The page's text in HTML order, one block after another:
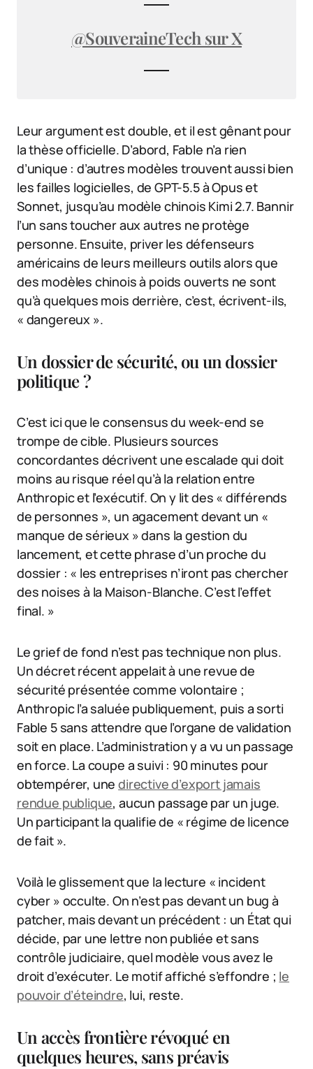
@SouveraineTech sur X
Leur argument est double, et il est gênant pour
la thèse officielle. D’abord, Fable n’a rien
d’unique : d’autres modèles trouvent aussi bien
les failles logicielles, de GPT-5.5 à Opus et
Sonnet, jusqu’au modèle chinois Kimi 2.7. Bannir
l’un sans toucher aux autres ne protège
personne. Ensuite, priver les défenseurs
américains de leurs meilleurs outils alors que
des modèles chinois à poids ouverts ne sont
qu’à quelques mois derrière, c’est, écrivent-ils,
« dangereux ».
Un dossier de sécurité, ou un dossier
politique ?
C’est ici que le consensus du week-end se
trompe de cible. Plusieurs sources
concordantes décrivent une escalade qui doit
moins au risque réel qu’à la relation entre
Anthropic et l’exécutif. On y lit des « différends
de personnes », un agacement devant un «
manque de sérieux » dans la gestion du
lancement, et cette phrase d’un proche du
dossier : « les entreprises n’iront pas chercher
des noises à la Maison-Blanche. C’est l’effet
final. »
Le grief de fond n’est pas technique non plus.
Un décret récent appelait à une revue de
sécurité présentée comme volontaire ;
Anthropic l’a saluée publiquement, puis a sorti
Fable 5 sans attendre que l’organe de validation
soit en place. L’administration y a vu un passage
en force. La coupe a suivi : 90 minutes pour
obtempérer, unedirective d’export jamais
rendue publique, aucun passage par un juge.
Un participant la qualifie de « régime de licence
de fait ».
Voilà le glissement que la lecture « incident
cyber » occulte. On n’est pas devant un bug à
patcher, mais devant un précédent : un État qui
décide, par une lettre non publiée et sans
contrôle judiciaire, quel modèle vous avez le
droit d’exécuter. Le motif affiché s’effondre ; le
pouvoir d’éteindre, lui, reste.
Un accès frontière révoqué en
quelques heures, sans préavis